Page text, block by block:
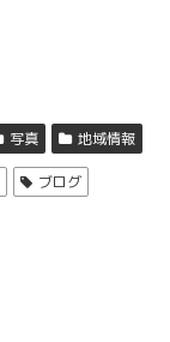
写真 地域情報
ブログ